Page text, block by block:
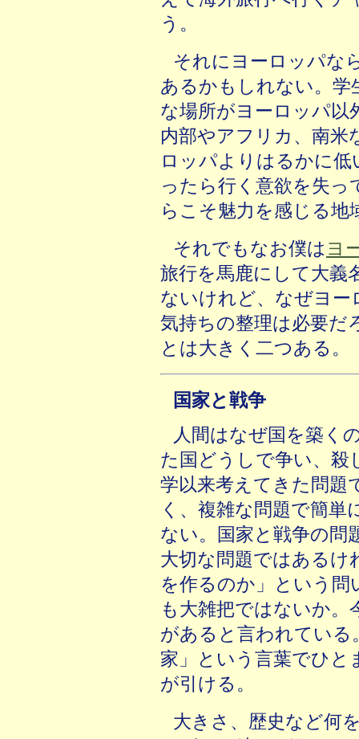
う。
それにヨーロッパな
あるかもしれない。
な場所がヨーロッパ
内部やアフリカ、南米
ロッパよりはるかに
ったら行く意欲を失
らこそ魅力を感じる地
それでもなお僕は ヨ
旅行を馬鹿にして大義
ないけれど、なぜヨ
気持ちの整理は必要だ
とは大きく二つある。
国家と戦争
人間はなぜ国を築く
た国どうしで争い、殺
学以来考えてきた問題
く、複雑な問題で簡
ない。国家と戦争の問
大切な問題ではあるけ
を作るのか」という
も大雑把ではないか。
があると言われている
家」という言葉でひと
が引ける。
大きさ、歴史など何